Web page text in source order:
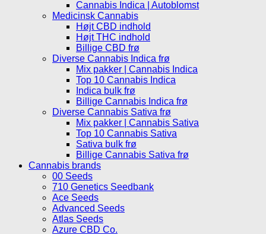
Cannabis Indica | Autoblomst
Medicinsk Cannabis
Højt CBD indhold
Højt THC indhold
Billige CBD frø
Diverse Cannabis Indica frø
Mix pakker | Cannabis Indica
Top 10 Cannabis Indica
Indica bulk frø
Billige Cannabis Indica frø
Diverse Cannabis Sativa frø
Mix pakker | Cannabis Sativa
Top 10 Cannabis Sativa
Sativa bulk frø
Billige Cannabis Sativa frø
Cannabis brands
00 Seeds
710 Genetics Seedbank
Ace Seeds
Advanced Seeds
Atlas Seeds
Azure CBD Co.